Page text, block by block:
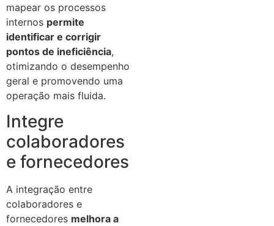
mapear os processos
internos permite
identificar e corrigir
pontos de ineficiência,
otimizando o desempenho
geral e promovendo uma
operação mais fluida.
Integre
colaboradores
e fornecedores
A integração entre
colaboradores e
fornecedores melhora a